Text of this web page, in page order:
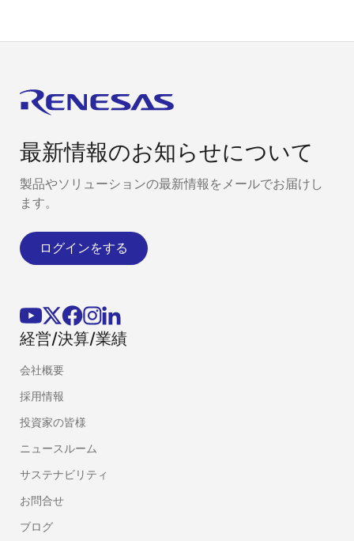
最新情報のお知らせについて
製品やソリューションの最新情報をメールでお届けし
ます。
ログインをする
経営/決算/業績
会社概要
採用情報
投資家の皆様
ニュースルーム
サステナビリティ
お問合せ
ブログ